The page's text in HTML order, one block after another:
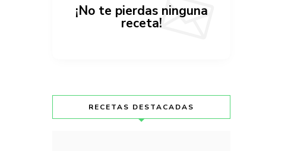
¡No te pierdas ninguna
receta!
RECETAS DESTACADAS